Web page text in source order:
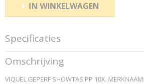
IN WINKELWAGEN
Specificaties
Productcode
152910
EAN code
Omschrijving
VIQUEL GEPERF SHOWTAS PP 10X.